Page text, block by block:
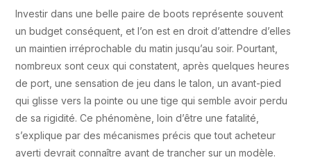
Investir dans une belle paire de boots représente souvent
un budget conséquent, et l’on est en droit d’attendre d’elles
un maintien irréprochable du matin jusqu’au soir. Pourtant,
nombreux sont ceux qui constatent, après quelques heures
de port, une sensation de jeu dans le talon, un avant-pied
qui glisse vers la pointe ou une tige qui semble avoir perdu
de sa rigidité. Ce phénomène, loin d’être une fatalité,
s’explique par des mécanismes précis que tout acheteur
averti devrait connaître avant de trancher sur un modèle.